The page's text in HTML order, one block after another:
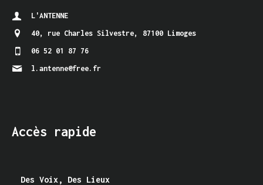
L'ANTENNE
40, rue Charles Silvestre,
87100 Limoges
06 52 01 87 76
l.antenne@free.fr
Accès rapide
Des Voix, Des Lieux